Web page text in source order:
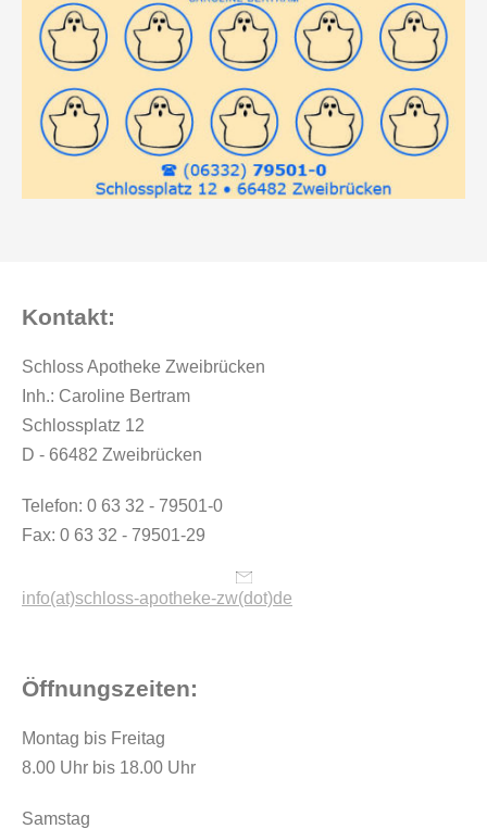
Kontakt:
Schloss Apotheke Zweibrücken
Inh.: Caroline Bertram
Schlossplatz 12
D - 66482 Zweibrücken
Telefon: 0 63 32 - 79501-0
Fax: 0 63 32 - 79501-29
info(at)schloss-apotheke-zw(dot)de
Öffnungszeiten:
Montag bis Freitag
8.00 Uhr bis 18.00 Uhr
Samstag